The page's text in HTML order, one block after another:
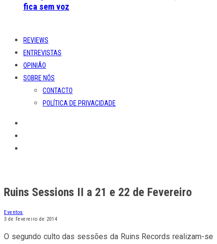
fica sem voz
REVIEWS
ENTREVISTAS
OPINIÃO
SOBRE NÓS
CONTACTO
POLÍTICA DE PRIVACIDADE
Ruins Sessions II a 21 e 22 de Fevereiro
Eventos
3 de Fevereiro de 2014
O segundo culto das sessões da Ruins Records realizam-se